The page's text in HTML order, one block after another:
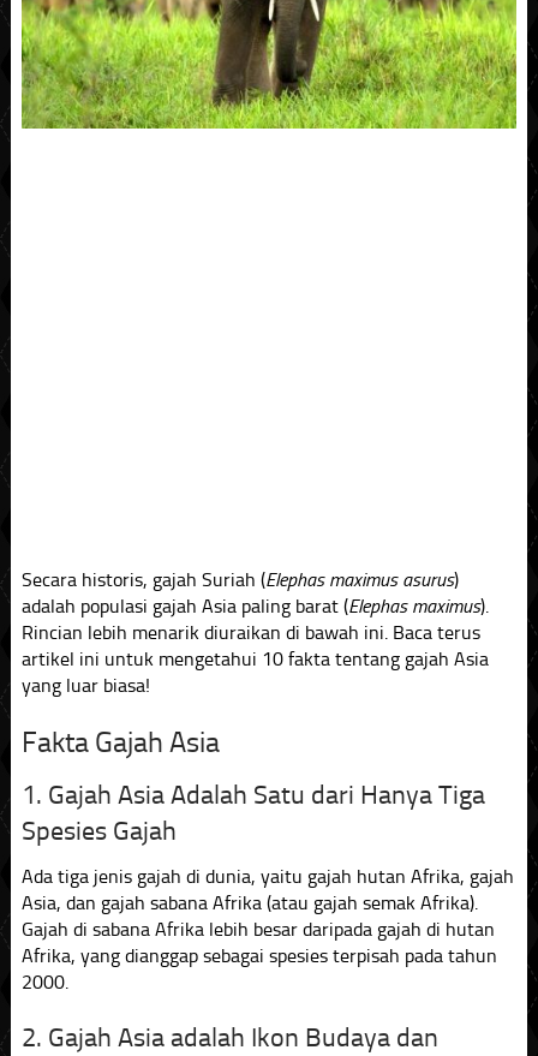
Secara historis, gajah Suriah (Elephas maximus asurus)
adalah populasi gajah Asia paling barat (Elephas maximus).
Rincian lebih menarik diuraikan di bawah ini. Baca terus
artikel ini untuk mengetahui 10 fakta tentang gajah Asia
yang luar biasa!
Fakta Gajah Asia
1. Gajah Asia Adalah Satu dari Hanya Tiga
Spesies Gajah
Ada tiga jenis gajah di dunia, yaitu gajah hutan Afrika, gajah
Asia, dan gajah sabana Afrika (atau gajah semak Afrika).
Gajah di sabana Afrika lebih besar daripada gajah di hutan
Afrika, yang dianggap sebagai spesies terpisah pada tahun
2000.
2. Gajah Asia adalah Ikon Budaya dan